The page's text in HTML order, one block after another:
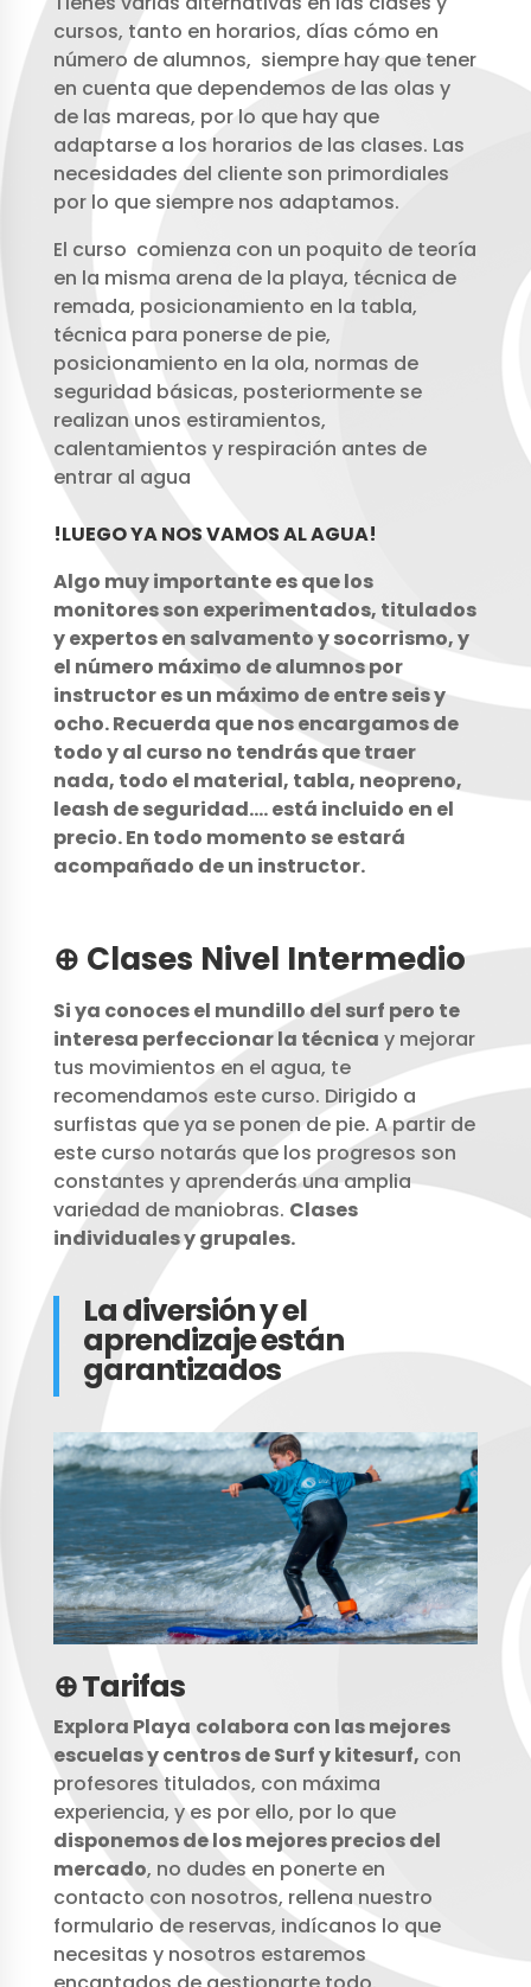
cursos, tanto en horarios, días cómo en
número de alumnos, siempre hay que tener
en cuenta que dependemos de las olas y
de las mareas, por lo que hay que
adaptarse a los horarios de las clases. Las
necesidades del cliente son primordiales
por lo que siempre nos adaptamos.
El curso comienza con un poquito de teoría
en la misma arena de la playa, técnica de
remada, posicionamiento en la tabla,
técnica para ponerse de pie,
posicionamiento en la ola, normas de
seguridad básicas, posteriormente se
realizan unos estiramientos,
calentamientos y respiración antes de
entrar al agua
!LUEGO YA NOS VAMOS AL AGUA!
Algo muy importante es que los
monitores son experimentados, titulados
y expertos en salvamento y socorrismo, y
el número máximo de alumnos por
instructor es un máximo de entre seis y
ocho. Recuerda que nos encargamos de
todo y al curso no tendrás que traer
nada, todo el material, tabla, neopreno,
leash de seguridad…. está incluido en el
precio. En todo momento se estará
acompañado de un instructor.
⊕ Clases Nivel Intermedio
Si ya conoces el mundillo del surf pero te
interesa perfeccionar la técnica y mejorar
tus movimientos en el agua, te
recomendamos este curso. Dirigido a
surfistas que ya se ponen de pie. A partir de
este curso notarás que los progresos son
constantes y aprenderás una amplia
variedad de maniobras. Clases
individuales y grupales.
La diversión y el
aprendizaje están
garantizados
⊕ Tarifas
Explora Playa colabora con las mejores
escuelas y centros de Surf y kitesurf, con
profesores titulados, con máxima
experiencia, y es por ello, por lo que
disponemos de los mejores precios del
mercado, no dudes en ponerte en
contacto con nosotros, rellena nuestro
formulario de reservas, indícanos lo que
necesitas y nosotros estaremos